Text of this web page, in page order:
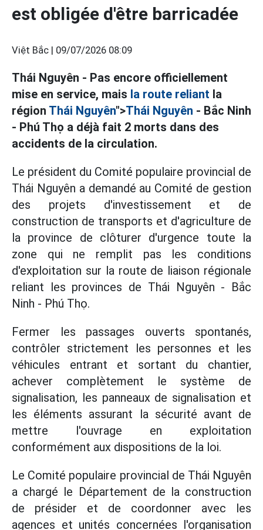
est obligée d'être barricadée
Việt Bắc | 09/07/2026 08:09
Thái Nguyên - Pas encore officiellement
mise en service, mais la route reliant la
région Thái Nguyên">Thái Nguyên - Bắc Ninh
- Phú Thọ a déjà fait 2 morts dans des
accidents de la circulation.
Le président du Comité populaire provincial de
Thái Nguyên a demandé au Comité de gestion
des projets d'investissement et de
construction de transports et d'agriculture de
la province de clôturer d'urgence toute la
zone qui ne remplit pas les conditions
d'exploitation sur la route de liaison régionale
reliant les provinces de Thái Nguyên - Bắc
Ninh - Phú Thọ.
Fermer les passages ouverts spontanés,
contrôler strictement les personnes et les
véhicules entrant et sortant du chantier,
achever complètement le système de
signalisation, les panneaux de signalisation et
les éléments assurant la sécurité avant de
mettre l'ouvrage en exploitation
conformément aux dispositions de la loi.
Le Comité populaire provincial de Thái Nguyên
a chargé le Département de la construction
de présider et de coordonner avec les
agences et unités concernées l'organisation